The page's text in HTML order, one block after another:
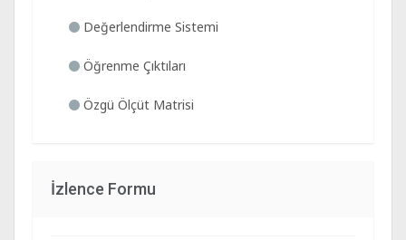
Değerlendirme Sistemi
Öğrenme Çıktıları
Özgü Ölçüt Matrisi
İzlence Formu